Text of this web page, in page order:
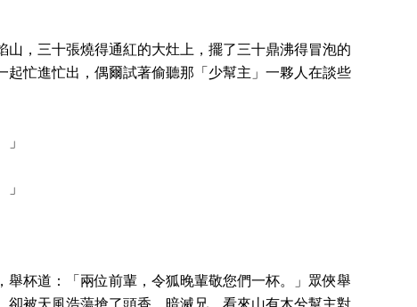
，三十張燒得通紅的大灶上，擺了三十鼎沸得冒泡的
忙進忙出，偶爾試著偷聽那「少幫主」一夥人在談些
杯道：「兩位前輩，令狐晚輩敬您們一杯。」眾俠舉